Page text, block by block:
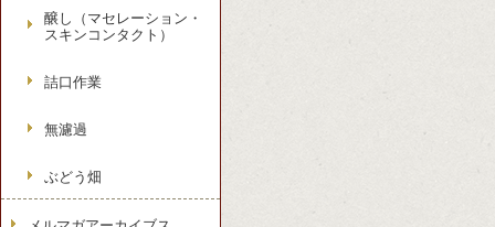
醸し（マセレーション・
スキンコンタクト）
詰口作業
無濾過
ぶどう畑